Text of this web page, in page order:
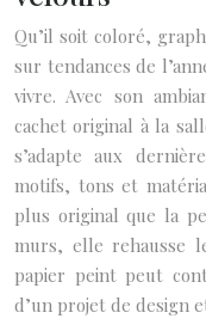
Qu’il soit coloré,
sur tendances de
vivre. Avec son
cachet original à la
s’adapte aux
motifs, tons et
plus original que la
murs, elle rehausse
papier peint peut
d’un projet de design